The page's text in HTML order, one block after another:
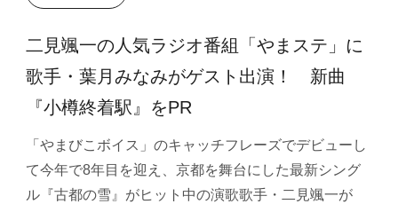
二見颯一の人気ラジオ番組「やまステ」に
歌手・葉月みなみがゲスト出演！ 新曲
『小樽終着駅』をPR
「やまびこボイス」のキャッチフレーズでデビューし
て今年で8年目を迎え、京都を舞台にした最新シング
ル『古都の雪』がヒット中の演歌歌手・二見颯一が